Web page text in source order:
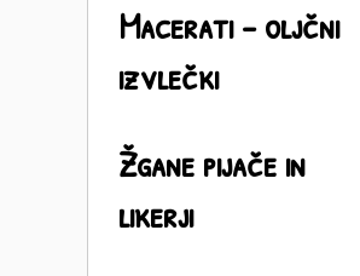
Macerati - oljčni
izvlečki
Žgane pijače in
likerji